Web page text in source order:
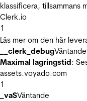
klassificera, tillsammans
Clerk.io
1
Läs mer om den här
__clerk_debugVäntande
Maximal lagringstid:
assets.voyado.com
1
_vaSVäntande